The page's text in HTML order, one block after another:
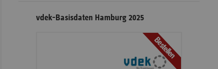
vdek-Basisdaten Hamburg 2025
Bestellen